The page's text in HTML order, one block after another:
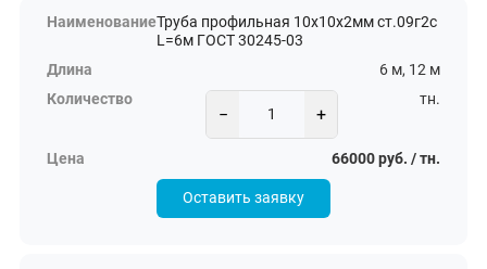
Труба профильная 10х10х2мм ст.09г2с
L=6м ГОСТ 30245-03
6 м, 12 м
− +
тн.
66000 руб. / тн.
Оставить заявку